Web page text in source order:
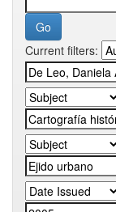
Current filters: